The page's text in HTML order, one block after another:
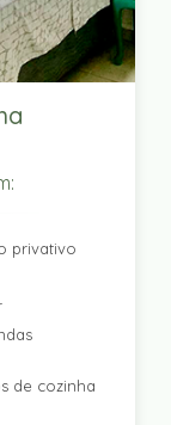
privativo
de cozinha